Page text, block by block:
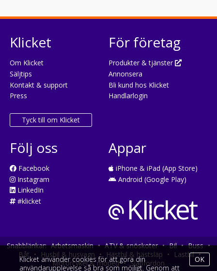
Klicket
Om Klicket
Säljtips
Kontakt & support
Press
Tyck till om Klicket
För företag
Produkter & tjänster
Annonsera
Bli kund hos Klicket
Handlarlogin
Följ oss
Facebook
Instagram
LinkedIn
#klicket
Appar
iPhone & iPad (App Store)
Android (Google Play)
Snabblänkar: Arbetsmaskin • ATV & snöskoter • Bil • Buss •
Båt • Husbil & husvagn • Hästbil & hästsläp • Lastbil •
Motorcykel & moped • Släpfordon
Klicket använder cookies för att göra din
användarupplevelse så bra som möjligt. Genom att
OK